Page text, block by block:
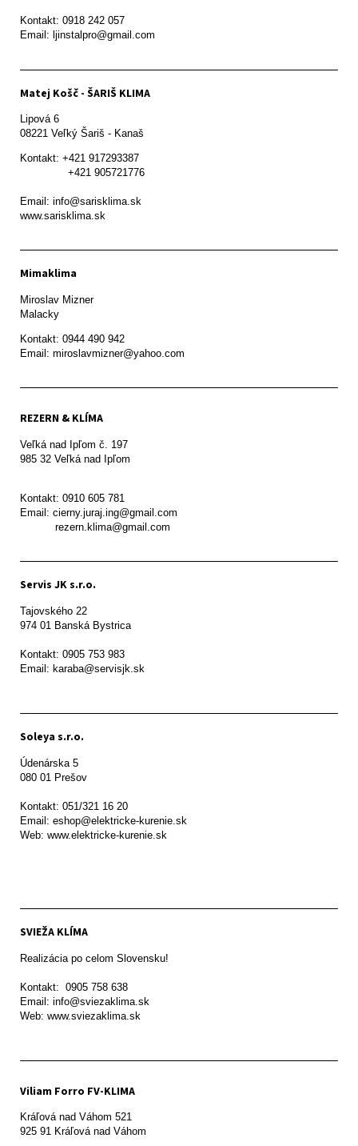
Kontakt: 0918 242 057
Email: ljinstalpro@gmail.com
Matej Košč - ŠARIŠ KLIMA
Lipová 6
08221 Veľký Šariš - Kanaš
Kontakt: +421 917293387
Email: info@sarisklima.sk
www.sarisklima.sk
Mimaklima
Miroslav Mizner
Malacky
Kontakt: 0944 490 942
REZERN & KLÍMA
Veľká nad Ipľom č. 197
985 32 Veľká nad Ipľom
Kontakt: 0910 605 781
Email: cierny.juraj.ing@gmail.com
           rezern.klima@gmail.com
Servis JK s.r.o.
Tajovského 22
974 01 Banská Bystrica
Kontakt: 0905 753 983
Email: karaba@servisjk.sk
Soleya s.r.o.
Údenárska 5
080 01 Prešov
Kontakt: 051/321 16 20
Email: eshop@elektricke-kurenie.sk
Web: www.elektricke-kurenie.sk
SVIEŽA KLÍMA
Realizácia po celom Slovensku!
Kontakt:  0905 758 638
Email: info@sviezaklima.sk
Web: www.sviezaklima.sk
Viliam Forro FV-KLIMA
Kráľová nad Váhom 521